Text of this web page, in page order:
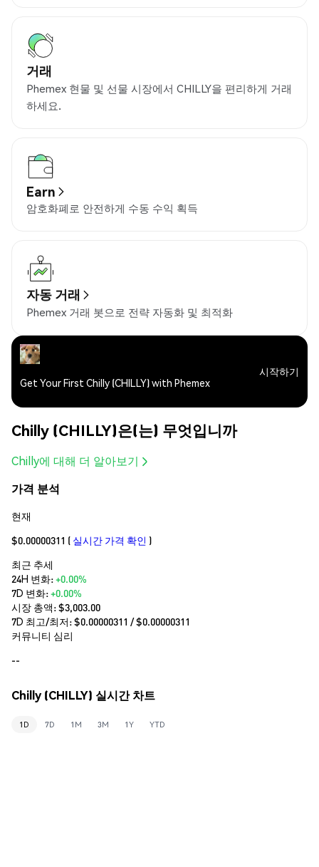
거래
Phemex 현물 및 선물 시장에서 CHILLY을 편리하게 거래
하세요.
Earn
암호화폐로 안전하게 수동 수익 획득
자동 거래
Phemex 거래 봇으로 전략 자동화 및 최적화
Get Your First Chilly (CHILLY) with Phemex
시작하기
Chilly (CHILLY)은(는) 무엇입니까
Chilly에 대해 더 알아보기
가격 분석
현재
$0.00000311 ( 실시간 가격 확인 )
최근 추세
24H 변화:+0.00%
7D 변화:+0.00%
시장 총액:$3,003.00
7D 최고/최저: $0.00000311 / $0.00000311
커뮤니티 심리
--
Chilly (CHILLY) 실시간 차트
1D 7D 1M 3M 1Y YTD